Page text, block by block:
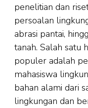
penelitian dan
persoalan
abrasi pantai,
tanah. Salah satu
populer adalah
mahasiswa
bahan alami dari
lingkungan dan